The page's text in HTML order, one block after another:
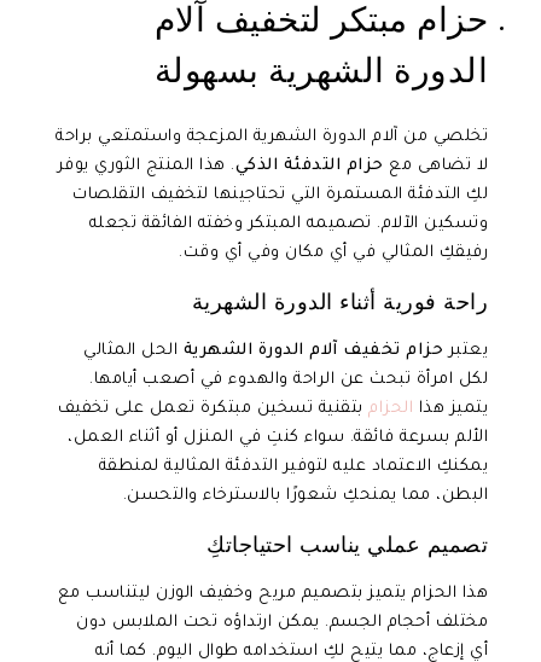
حزام مبتكر لتخفيف آلام
الدورة الشهرية بسهولة
تخلصي من آلام الدورة الشهرية المزعجة واستمتعي براحة
لا تضاهى مع حزام التدفئة الذكي. هذا المنتج الثوري يوفر
لكِ التدفئة المستمرة التي تحتاجينها لتخفيف التقلصات
وتسكين الآلام. تصميمه المبتكر وخفته الفائقة تجعله
رفيقكِ المثالي في أي مكان وفي أي وقت.
راحة فورية أثناء الدورة الشهرية
يعتبر حزام تخفيف آلام الدورة الشهرية الحل المثالي
لكل امرأة تبحث عن الراحة والهدوء في أصعب أيامها.
يتميز هذا الحزام بتقنية تسخين مبتكرة تعمل على تخفيف
الألم بسرعة فائقة. سواء كنتِ في المنزل أو أثناء العمل،
يمكنكِ الاعتماد عليه لتوفير التدفئة المثالية لمنطقة
البطن، مما يمنحكِ شعورًا بالاسترخاء والتحسن.
تصميم عملي يناسب احتياجاتكِ
هذا الحزام يتميز بتصميم مريح وخفيف الوزن ليتناسب مع
مختلف أحجام الجسم. يمكن ارتداؤه تحت الملابس دون
أي إزعاج، مما يتيح لكِ استخدامه طوال اليوم. كما أنه